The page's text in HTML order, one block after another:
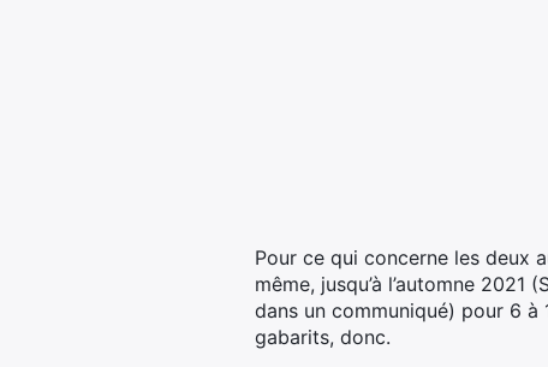
Pour ce qui concerne les deux
même, jusqu’à l’automne
dans un communiqué) pour 6 à
gabarits, donc.